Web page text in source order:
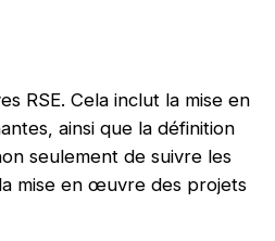
RSE. Cela inclut la mise en
ainsi que la définition
seulement de suivre les
mise en œuvre des projets